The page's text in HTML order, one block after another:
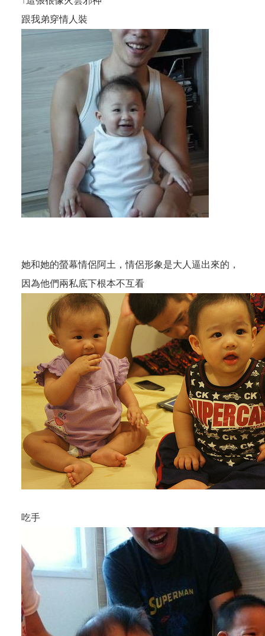
跟我弟穿情人裝
她和她的螢幕情侶阿土，情侶形象是大人逼出來的，
因為他們兩私底下根本不互看
吃手